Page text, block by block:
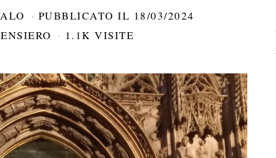
PUBBLICATO IL 18/03/2024
1.1K VISITE